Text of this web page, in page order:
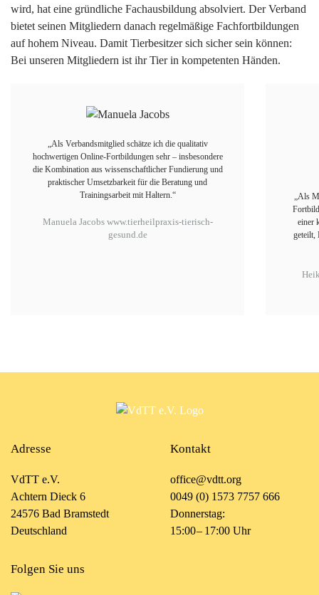
wird, hat eine gründliche Fachausbildung absolviert. Der Verband
bietet seinen Mitgliedern danach regelmäßige Fachfortbildungen
auf hohem Niveau. Damit Tierbesitzer sich sicher sein können:
Bei unseren Mitgliedern ist ihr Tier in kompetenten Händen.
„Als Mitglied im Verband schätze ich die vielfältigen
einer kollegialen Gemeinschaft, in der Erfahrungen
geteilt, Fragen offen diskutiert und neue Perspektiven
Adresse
VdTT e.V.
Achtern Dieck 6
24576 Bad Bramstedt
Deutschland
Kontakt
office@vdtt.org
0049 (0) 1573 7757 666
Donnerstag:
15:00 – 17:00 Uhr
Folgen Sie uns